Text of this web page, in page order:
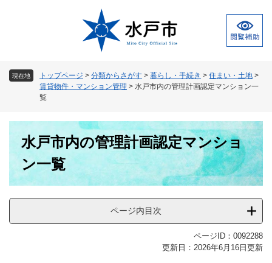
現在地 トップページ > 分類からさがす > 暮らし・手続き > 住まい・土地 >
賃貸物件・マンション管理 > 水戸市内の管理計画認定マンション一
覧
水戸市内の管理計画認定マンショ
ン一覧
ページ内目次
ページID：0092288
更新日：2026年6月16日更新